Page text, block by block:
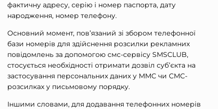
фактичну адресу, серію і номер паспорта, дату
народження, номер телефону.
Основний момент, пов’язаний зі збором телефонної
бази номерів для здійснення розсилки рекламних
повідомлень за допомогою смс-сервісу SMSCLUB,
стосується необхідності отримати дозвіл суб’єкта на
застосування персональних даних у ММС чи СМС-
розсилках у письмовому порядку.
Іншими словами, для додавання телефонних номерів